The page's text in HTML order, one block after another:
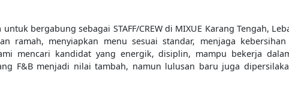
bergabung sebagai STAFF/CREW di MIXUE Karang Tengah,
ramah, menyiapkan menu sesuai standar, menjaga
mencari kandidat yang energik, disiplin, mampu bekerja
F&B menjadi nilai tambah, namun lulusan baru juga